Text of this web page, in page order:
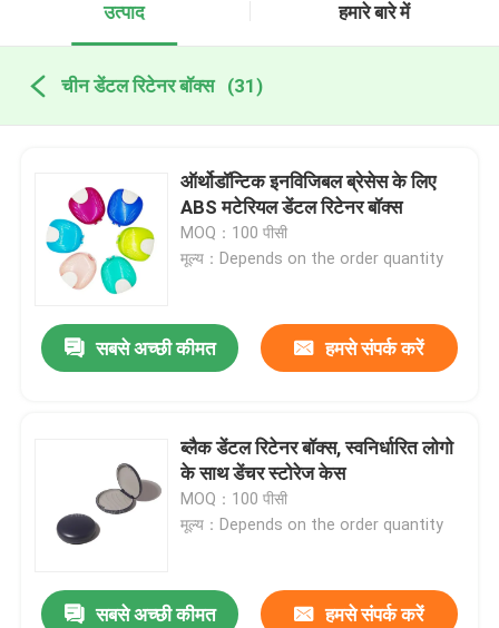
उत्पाद हमारे बारे में
चीन डेंटल रिटेनर बॉक्स (31)
ऑर्थोडॉन्टिक इनविजिबल ब्रेसेस के लिए
ABS मटेरियल डेंटल रिटेनर बॉक्स
MOQ：100 पीसी
मूल्य：Depends on the order quantity
सबसे अच्छी कीमत हमसे संपर्क करें
ब्लैक डेंटल रिटेनर बॉक्स, स्वनिर्धारित लोगो
के साथ डेंचर स्टोरेज केस
MOQ：100 पीसी
मूल्य：Depends on the order quantity
सबसे अच्छी कीमत हमसे संपर्क करें